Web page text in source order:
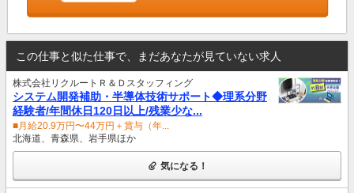
この仕事と似た仕事で、まだあなたが見ていない求人
株式会社リクルートＲ＆Ｄスタッフィング
システム開発補助・半導体技術サポート◆理系分野
経験者/年間休日120日以上/残業少な...
■月給20.9万円〜44万円＋賞与（年...
北海道、青森県、岩手県ほか
気になる！